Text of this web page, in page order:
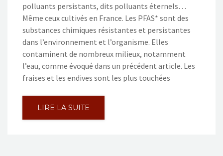
polluants persistants, dits polluants éternels…
Même ceux cultivés en France. Les PFAS* sont des
substances chimiques résistantes et persistantes
dans l’environnement et l’organisme. Elles
contaminent de nombreux milieux, notamment
l’eau, comme évoqué dans un précédent article. Les
fraises et les endives sont les plus touchées
LIRE LA SUITE